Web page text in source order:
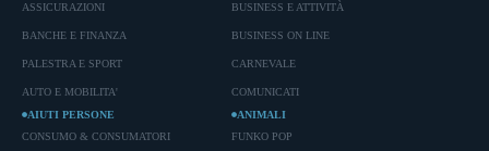
ASSICURAZIONI
BANCHE E FINANZA
PALESTRA E SPORT
AUTO E MOBILITA'
BUSINESS E ATTIVITÀ
BUSINESS ON LINE
CARNEVALE
COMUNICATI
AIUTI PERSONE
CONSUMO & CONSUMATORI
ANIMALI
FUNKO POP